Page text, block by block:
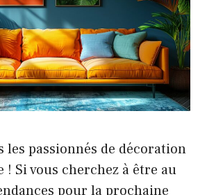
les passionnés de décoration
! Si vous cherchez à être au
pour la prochaine